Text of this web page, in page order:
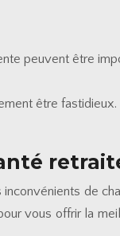
peuvent être
être fastidieux.
de
vous offrir la